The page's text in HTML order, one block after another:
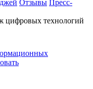
Отзывы Пресс-
цифровых технологий